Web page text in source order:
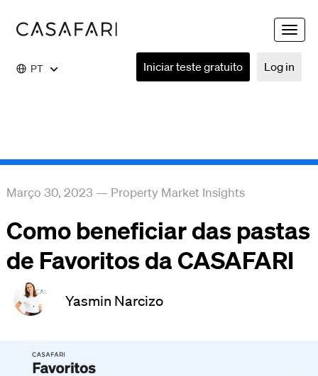
Toggle
PT Log in
Iniciar teste gratuito
Março 30, 2023 — Property Market Insights
Como beneficiar das pastas
de Favoritos da CASAFARI
Yasmin Narcizo